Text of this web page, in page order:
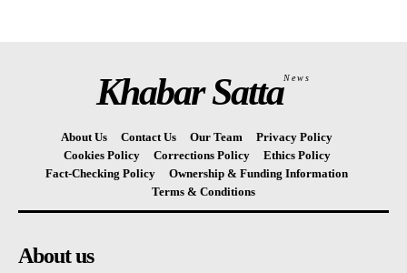
Khabar SattaNews
About Us Contact Us Our Team
Privacy Policy
Cookies Policy
Corrections Policy
Ethics Policy
Fact-Checking Policy
Ownership & Funding Information
Terms & Conditions
About us